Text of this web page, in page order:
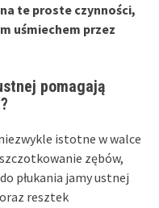
te proste czynności,
uśmiechem przez
pomagają
istotne w walce
zębów,
płukania jamy ustnej
resztek